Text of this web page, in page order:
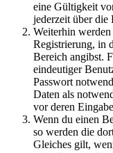
eine Gültigkeit
jederzeit über die
Weiterhin
Registrierung, in
Bereich angibst.
eindeutiger
Passwort
Daten als
vor deren
Wenn du einen
so werden die
Gleiches gilt,